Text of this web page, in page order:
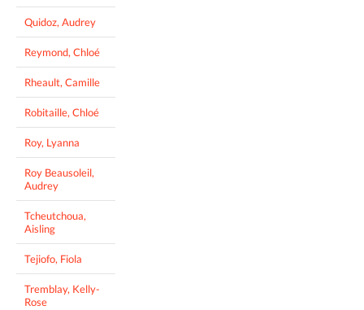
Quidoz, Audrey
Reymond, Chloé
Rheault, Camille
Robitaille, Chloé
Roy, Lyanna
Roy Beausoleil,
Audrey
Tcheutchoua,
Aisling
Tejiofo, Fiola
Tremblay, Kelly-
Rose